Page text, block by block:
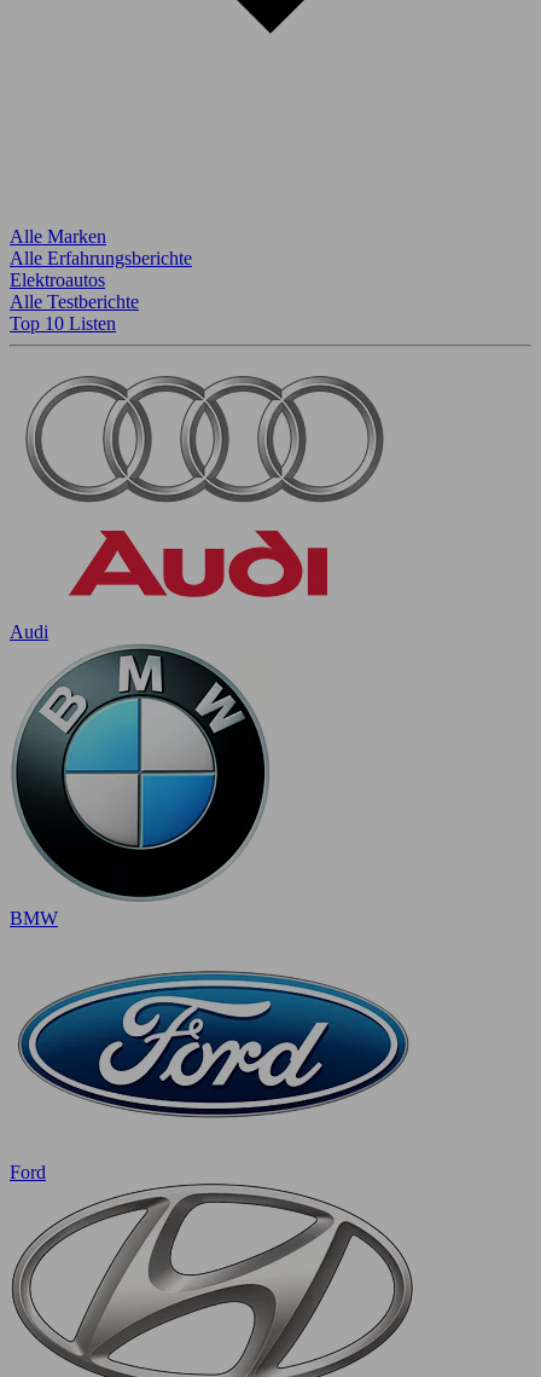
Alle Marken
Alle Erfahrungsberichte
Elektroautos
Alle Testberichte
Top 10 Listen
Audi
BMW
Ford